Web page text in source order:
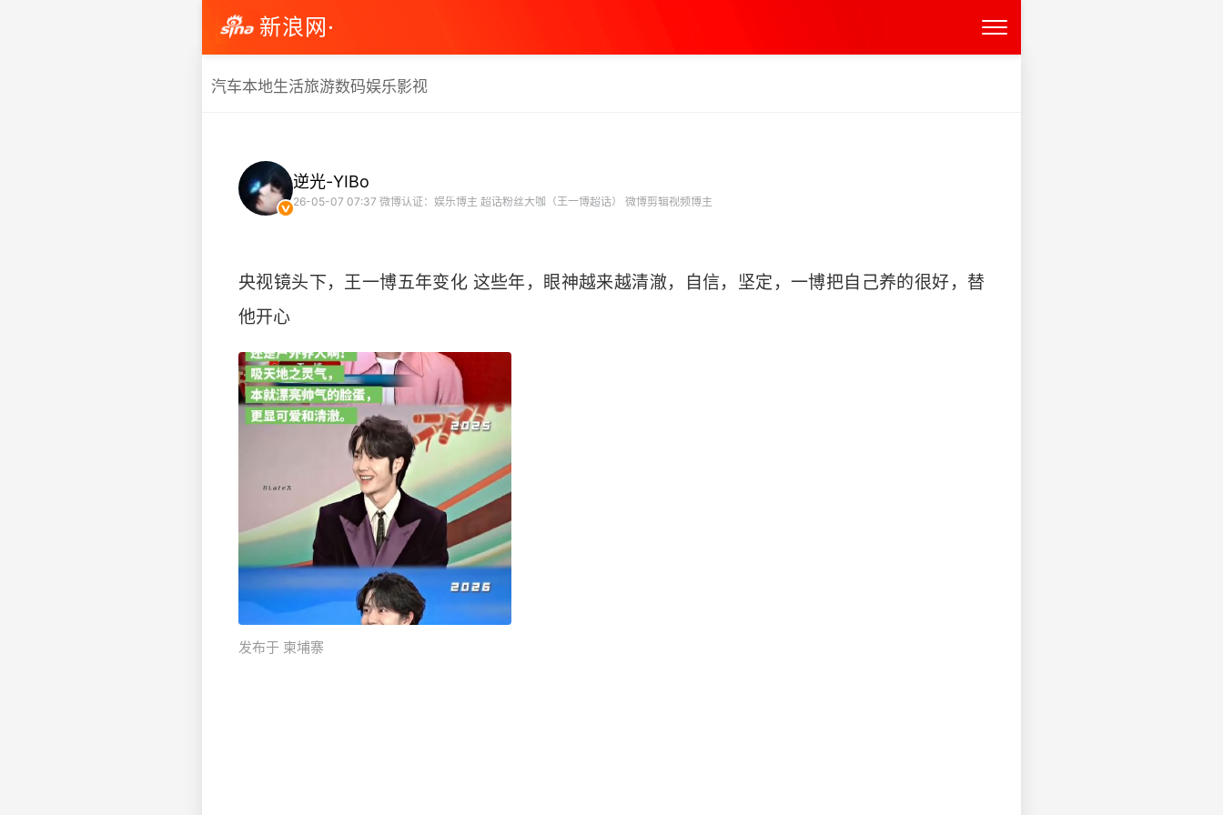
新浪网·
汽车本地生活旅游数码娱乐影视
逆光-YIBo
26-05-07 07:37 微博认证：娱乐博主 超话粉丝大咖（王一博超话） 微博剪辑视频博主
央视镜头下，王一博五年变化 这些年，眼神越来越清澈，自信，坚定，一博把自己养的很好，替
他开心 ​
发布于 柬埔寨